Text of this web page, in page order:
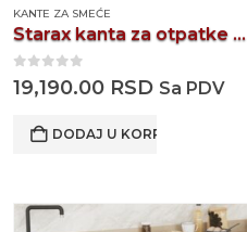
KANTE ZA SMEĆE
Starax kanta za otpatke S-2385
0 out of 5
19,190.00 RSD Sa PDV
DODAJ U KORPU